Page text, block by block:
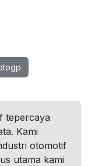
tepercaya
Kami
otomotif
utama kami